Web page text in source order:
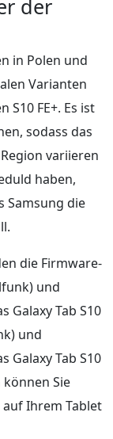
der
in Polen und
Varianten
S10 FE+. Es ist
sodass das
variieren
haben,
Samsung die
die Firmware-
und
Galaxy Tab S10
und
Galaxy Tab S10
können Sie
Ihrem Tablet